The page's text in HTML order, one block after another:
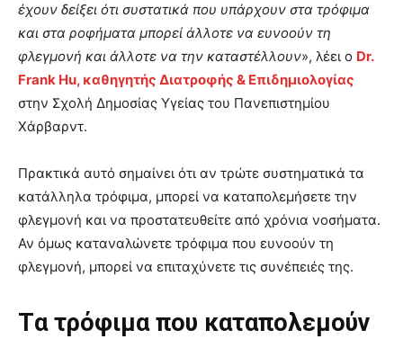
έχουν δείξει ότι συστατικά που υπάρχουν στα τρόφιμα
και στα ροφήματα μπορεί άλλοτε να ευνοούν τη
φλεγμονή και άλλοτε να την καταστέλλουν», λέει ο Dr.
Frank Hu, καθηγητής Διατροφής & Επιδημιολογίας
στην Σχολή Δημοσίας Υγείας του Πανεπιστημίου
Χάρβαρντ.
Πρακτικά αυτό σημαίνει ότι αν τρώτε συστηματικά τα
κατάλληλα τρόφιμα, μπορεί να καταπολεμήσετε την
φλεγμονή και να προστατευθείτε από χρόνια νοσήματα.
Αν όμως καταναλώνετε τρόφιμα που ευνοούν τη
φλεγμονή, μπορεί να επιταχύνετε τις συνέπειές της.
Tα τρόφιμα που καταπολεμούν